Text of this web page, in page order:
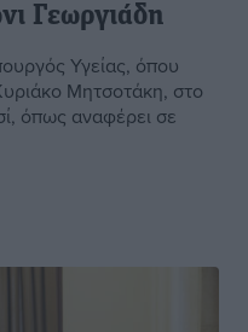
Γεωργιάδη
Υγείας, όπου
Μητσοτάκη, στο
όπως αναφέρει σε